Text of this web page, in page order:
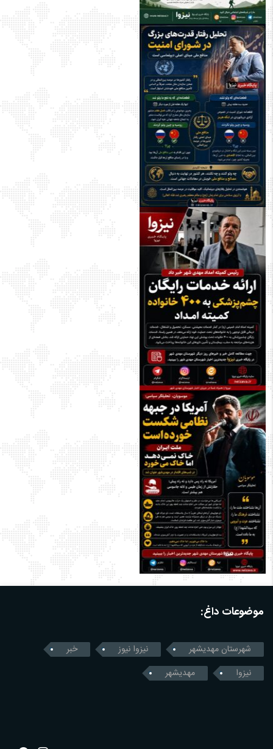
موضوعات داغ:
شهرستان مهدیشهر نیزوا نیوز
خبر
نیزوا
مهدیشهر